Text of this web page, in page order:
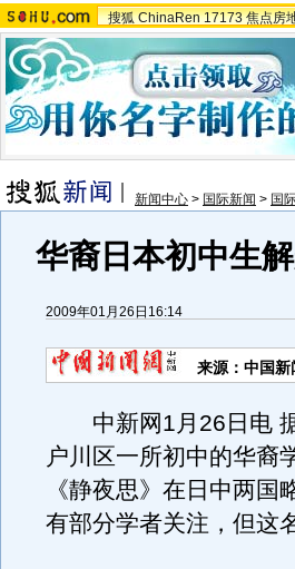
搜狐 ChinaRen 17173 焦点房
新闻中心 > 国际新闻 > 国
华裔日本初中生
2009年01月26日16:14
来源：中国新
中新网1月26日电 据
户川区一所初中的华裔
《静夜思》在日中两
有部分学者关注，但这